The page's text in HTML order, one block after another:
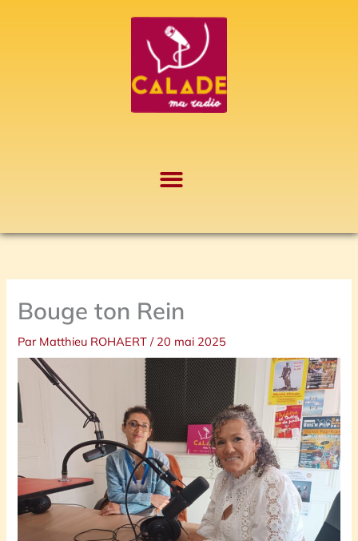
Bouge ton Rein
Par Matthieu ROHAERT/ 20 mai 2025